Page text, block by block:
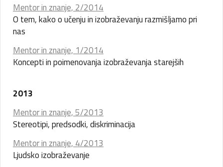
Mentor in znanje, 2/2014
O tem, kako o učenju in izobraževanju razmišljamo pri
nas
Mentor in znanje, 1/2014
Koncepti in poimenovanja izobraževanja starejših
2013
Mentor in znanje, 5/2013
Stereotipi, predsodki, diskriminacija
Mentor in znanje, 4/2013
Ljudsko izobraževanje